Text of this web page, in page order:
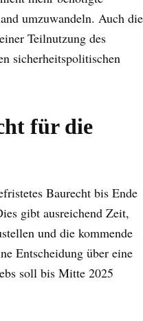
umzuwandeln. Auch die
Teilnutzung des
sicherheitspolitischen
für die
Baurecht bis Ende
gibt ausreichend Zeit,
und die kommende
Entscheidung über eine
soll bis Mitte 2025